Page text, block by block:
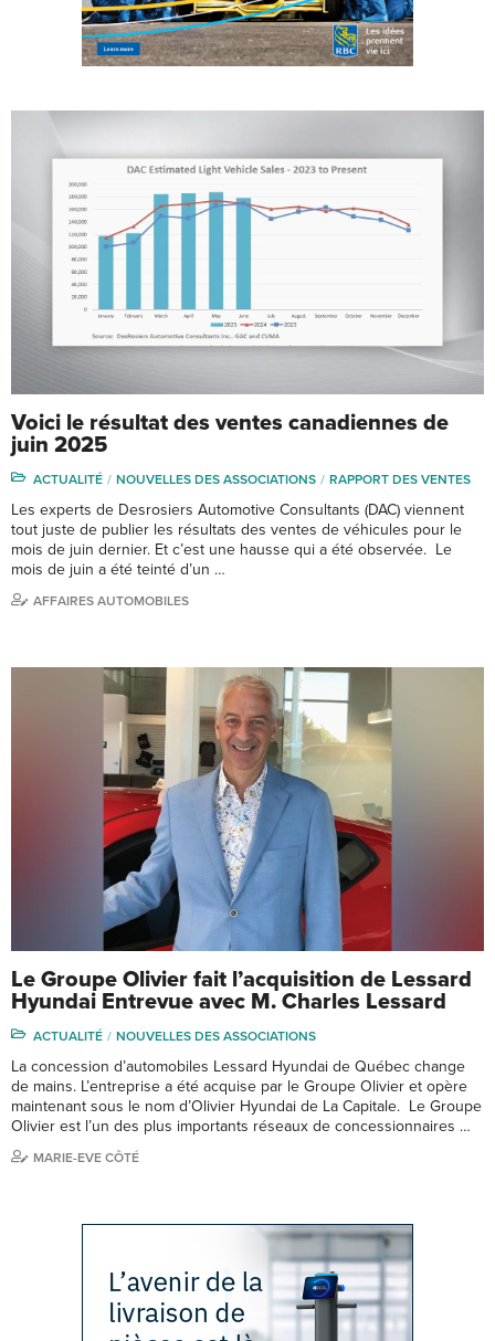
Voici le résultat des ventes canadiennes de
juin 2025
ACTUALITÉ NOUVELLES DES ASSOCIATIONS RAPPORT DES VENTES
Les experts de Desrosiers Automotive Consultants (DAC) viennent
tout juste de publier les résultats des ventes de véhicules pour le
mois de juin dernier. Et c’est une hausse qui a été observée. Le
mois de juin a été teinté d’un …
AFFAIRES AUTOMOBILES
Le Groupe Olivier fait l’acquisition de Lessard
Hyundai Entrevue avec M. Charles Lessard
ACTUALITÉ NOUVELLES DES ASSOCIATIONS
La concession d’automobiles Lessard Hyundai de Québec change
de mains. L’entreprise a été acquise par le Groupe Olivier et opère
maintenant sous le nom d’Olivier Hyundai de La Capitale. Le Groupe
Olivier est l’un des plus importants réseaux de concessionnaires …
MARIE-EVE CÔTÉ